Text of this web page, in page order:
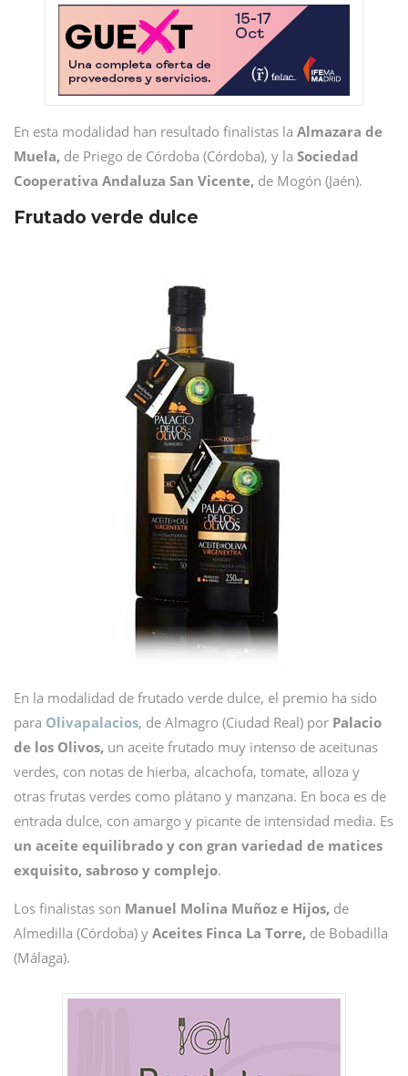
En esta modalidad han resultado finalistas la Almazara de
Muela, de Priego de Córdoba (Córdoba), y la Sociedad
Cooperativa Andaluza San Vicente, de Mogón (Jaén).
Frutado verde dulce
En la modalidad de frutado verde dulce, el premio ha sido
para Olivapalacios, de Almagro (Ciudad Real) por Palacio
de los Olivos, un aceite frutado muy intenso de aceitunas
verdes, con notas de hierba, alcachofa, tomate, alloza y
otras frutas verdes como plátano y manzana. En boca es de
entrada dulce, con amargo y picante de intensidad media. Es
un aceite equilibrado y con gran variedad de matices
exquisito, sabroso y complejo.
Los finalistas son Manuel Molina Muñoz e Hijos, de
Almedilla (Córdoba) y Aceites Finca La Torre, de Bobadilla
(Málaga).